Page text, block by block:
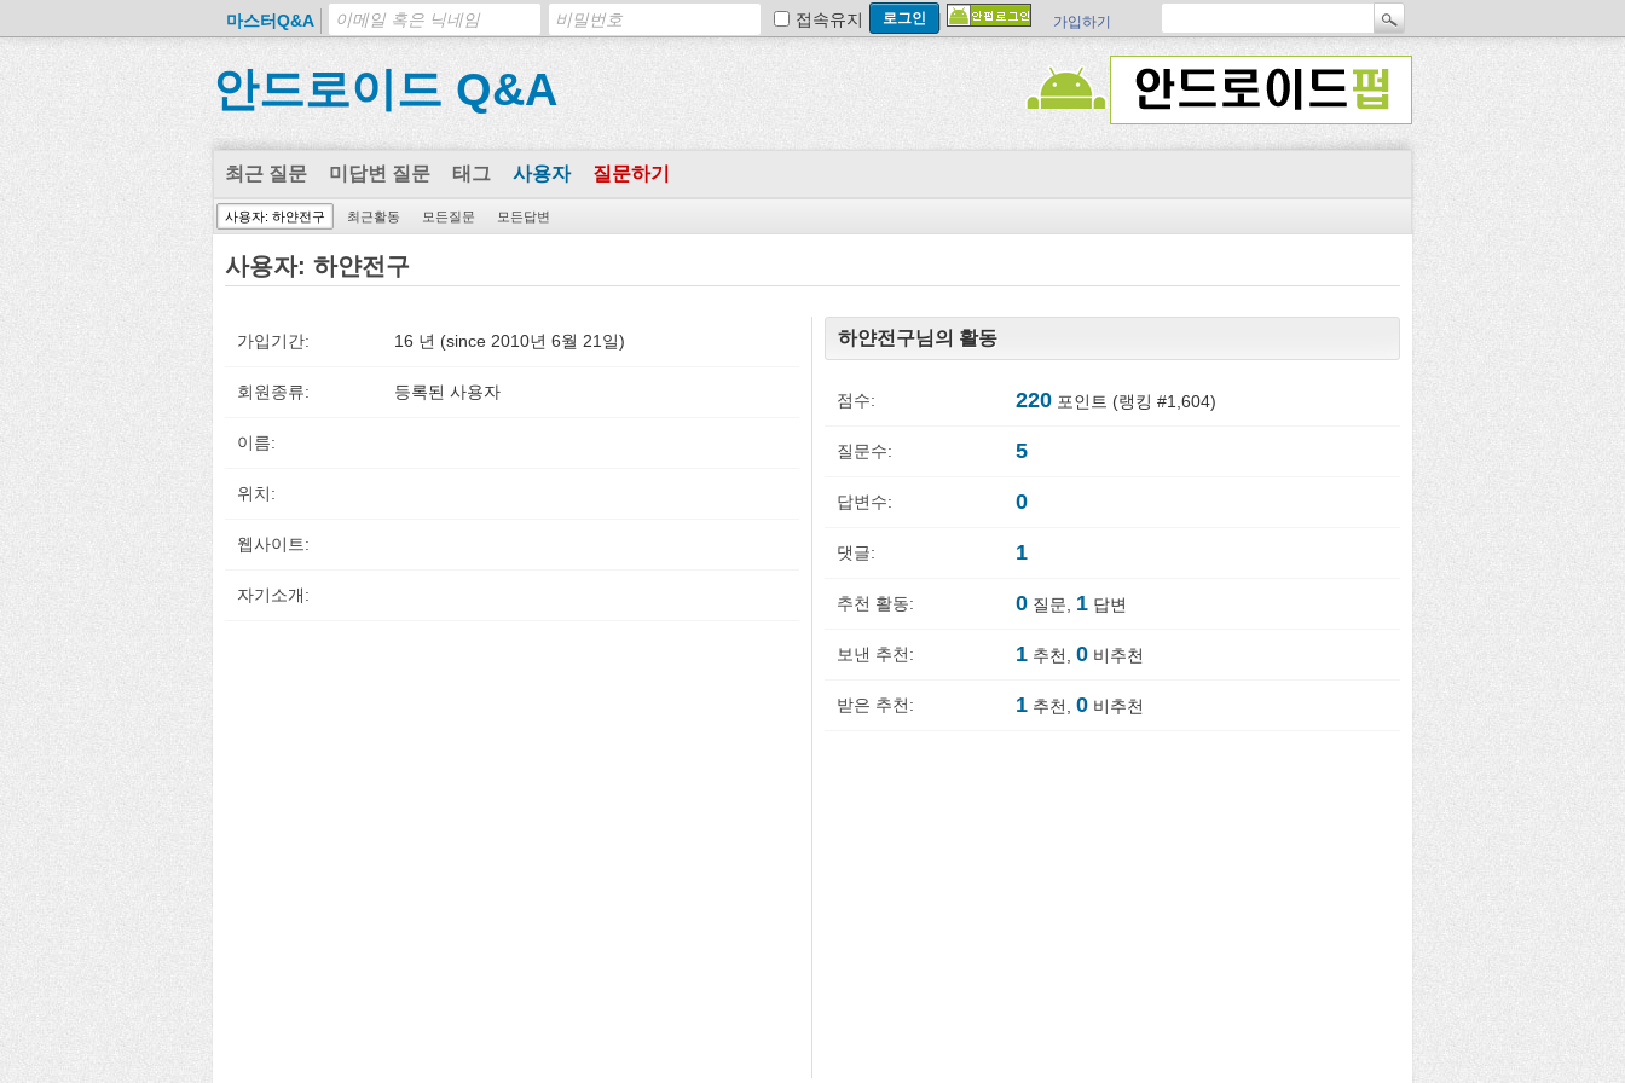
마스터Q&A 접속유지 가입하기
안드로이드 Q&A
최근 질문 미답변 질문 태그 사용자 질문하기
사용자: 하얀전구 최근활동 모든질문 모든답변
사용자: 하얀전구
가입기간: 16 년 (since 2010년 6월 21일)
회원종류: 등록된 사용자
이름:
위치:
웹사이트:
자기소개:
하얀전구님의 활동
점수: 220 포인트 (랭킹 #1,604)
질문수: 5
답변수: 0
댓글: 1
추천 활동: 0 질문, 1 답변
보낸 추천: 1 추천, 0 비추천
받은 추천: 1 추천, 0 비추천